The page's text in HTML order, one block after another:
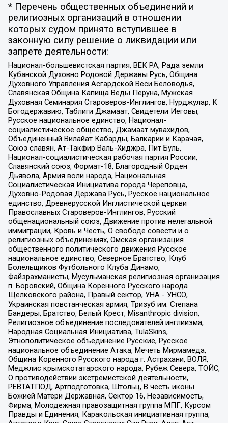
* Перечень общественных объединений и
религиозных организаций в отношении
которых судом принято вступившее в
законную силу решение о ликвидации или
запрете деятельности:
Национал-большевистская партия, ВЕК РА, Рада земли
Кубанской Духовно Родовой Державы Русь, Община
Духовного Управления Асгардской Веси Беловодья,
Славянская Община Капища Веды Перуна, Мужская
Духовная Семинария Староверов-Инглингов, Нурджулар, К
Богодержавию, Таблиги Джамаат, Свидетели Иеговы,
Русское национальное единство, Национал-
социалистическое общество, Джамаат мувахидов,
Объединенный Вилайат Кабарды, Балкарии и Карачая,
Союз славян, Ат-Такфир Валь-Хиджра, Пит Буль,
Национал-социалистическая рабочая партия России,
Славянский союз, Формат-18, Благородный Орден
Дьявола, Армия воли народа, Национальная
Социалистическая Инициатива города Череповца,
Духовно-Родовая Держава Русь, Русское национальное
единство, Древнерусской Инглистической церкви
Православных Староверов-Инглингов, Русский
общенациональный союз, Движение против нелегальной
иммиграции, Кровь и Честь, О свободе совести и о
религиозных объединениях, Омская организация
общественного политического движения Русское
национальное единство, Северное Братство, Клуб
Болельщиков Футбольного Клуба Динамо,
Файзрахманисты, Мусульманская религиозная организация
п. Боровский, Община Коренного Русского народа
Щелковского района, Правый сектор, УНА - УНСО,
Украинская повстанческая армия, Тризуб им. Степана
Бандеры, Братство, Белый Крест, Misanthropic division,
Религиозное объединение последователей инглиизма,
Народная Социальная Инициатива, TulaSkins,
Этнополитическое объединение Русские, Русское
национальное объединение Атака, Мечеть Мирмамеда,
Община Коренного Русского народа г. Астрахани, ВОЛЯ,
Меджлис крымскотатарского народа, Рубеж Севера, ТОЙС,
О противодействии экстремистской деятельности,
РЕВТАТПОД, Артподготовка, Штольц, В честь иконы
Божией Матери Державная, Сектор 16, Независимость,
Фирма, Молодежная правозащитная группа МПГ, Курсом
Правды и Единения, Каракольская инициативная группа,